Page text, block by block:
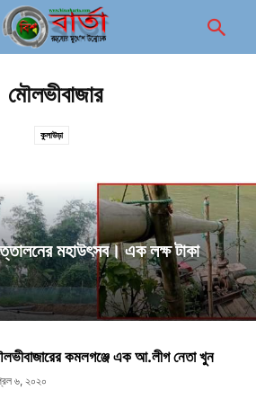
মৌলভীবাজার
কুলাউড়া
মহাউৎসব। এক লক্ষ টাকা
কমলগঞ্জে এক আ.লীগ নেতা খুন
৬, ২০২০